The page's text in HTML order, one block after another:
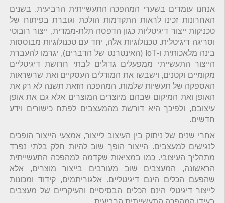
אנחנו עומדים בשערי המהפכה התעשייתית הרביעית. בשנים
האחרונות זכינו לראות התקדמות הולכת וגוברת בפיתוח של
טכניקות ייצור דיגיטליות כגון הדפסה תלת-ממדית, ייצור רובוטי
וסריגה דיגיטלית. טכנולוגיות אלה, יחד עם טכנולוגיות מבוססות
בינה מלאכותית ו-IoT (האינטרנט של הדברים), יגרמו להעברת
הייצור התעשייתי ממפעלים גדולים לבתי חרושת דיגיטליים
מקומיים וקטנים, וישבשו את המודלים העסקיים ואת שרשראות
האספקה של תעשיות שלמות. המהפכה הזאת תשנה לא רק את
האופן ואת המיקום שבהם מיוצרים המוצרים אלא גם את אופן
עיצובם, ולפיכך היא דורשת מהמעצבים לפתח כישורים וידע
חדשים.
אחרי שנים של ניתוק בין העיצוב לייצור, אמצעי הייצור הופכים
לנגישים למעצבים. הייצור הופך שוב להיות חלק בלתי נפרד
מתהליך העיצובי. כמו במציאות שקדמה למהפכה התעשייתית
הראשונה, המעצבים שוב מעורבים בייצור מוצרים, אלא
שהפעם הכלים הינם דיגיטליים. אלגוריתמים, קידוד ומכונות
לייצור דיגיטלי הינם הכלים הבסיסיים והעיקריים של מעצבים